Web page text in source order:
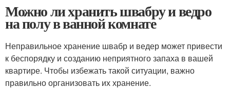
Можно ли хранить швабру и ведро
на полу в ванной комнате
Неправильное хранение швабр и ведер может привести
к беспорядку и созданию неприятного запаха в вашей
квартире. Чтобы избежать такой ситуации, важно
правильно организовать их хранение.